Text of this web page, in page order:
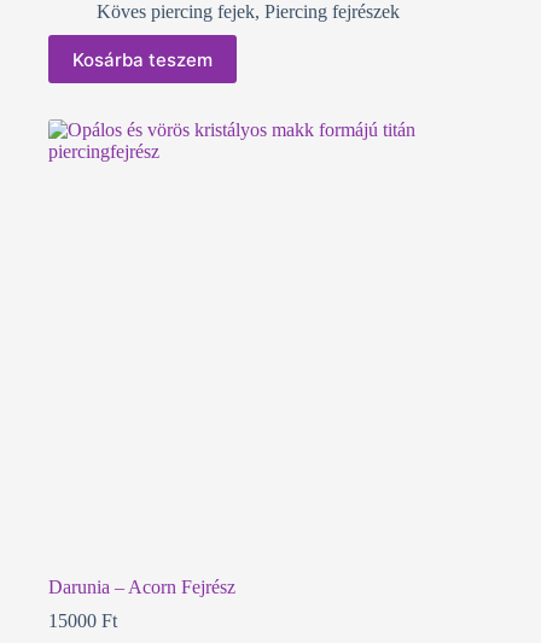
Köves piercing fejek, Piercing fejrészek
Kosárba teszem
Darunia – Acorn Fejrész
15000 Ft